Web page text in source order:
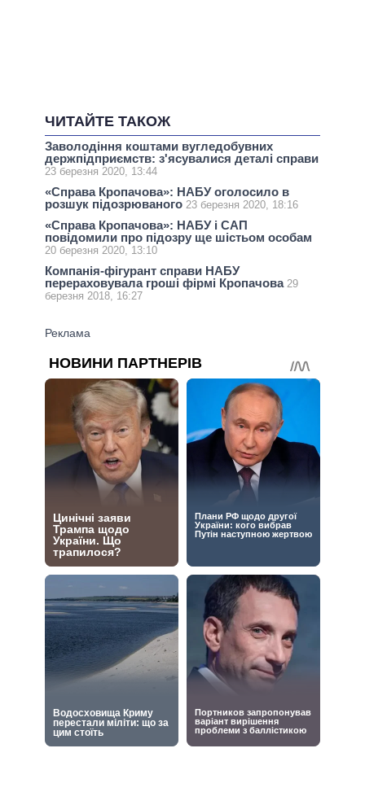
ЧИТАЙТЕ ТАКОЖ
Заволодіння коштами вугледобувних
держпідприємств: з'ясувалися деталі справи
23 березня 2020, 13:44
«Справа Кропачова»: НАБУ оголосило в
розшук підозрюваного 23 березня 2020, 18:16
«Справа Кропачова»: НАБУ і САП
повідомили про підозру ще шістьом особам
20 березня 2020, 13:10
Компанія-фігурант справи НАБУ
перераховувала гроші фірмі Кропачова 29
березня 2018, 16:27